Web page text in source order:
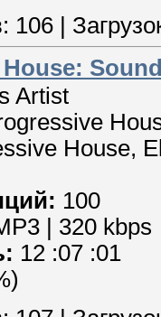
106 |
Artist
House,
100
| 320 kbps
12 :07 :01